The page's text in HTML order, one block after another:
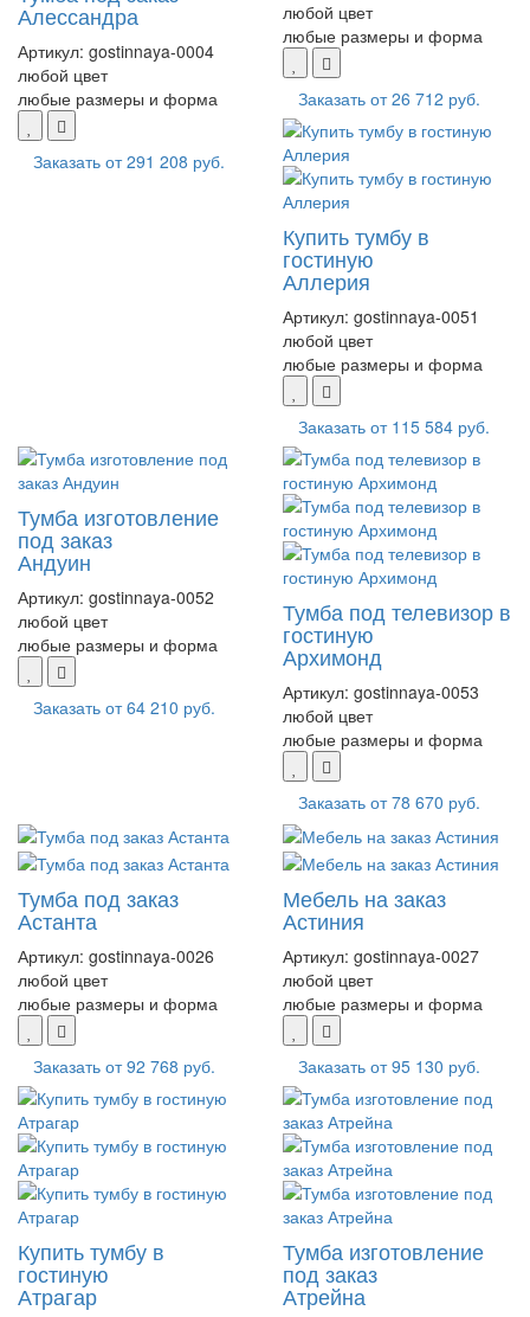
Алессандра
Артикул: gostinnaya-0004
любой цвет
любые размеры и форма
Заказать от291 208 руб.
любой цвет
любые размеры и форма
Заказать от26 712 руб.
Купить тумбу в
гостиную
Аллерия
Артикул: gostinnaya-0051
любой цвет
любые размеры и форма
Заказать от 115 584 руб.
Тумба изготовление
под заказ
Андуин
Артикул: gostinnaya-0052
любой цвет
любые размеры и форма
Заказать от64 210 руб.
Тумба под телевизор в
гостиную
Архимонд
Артикул: gostinnaya-0053
любой цвет
любые размеры и форма
Заказать от78 670 руб.
Тумба под заказ
Астанта
Артикул: gostinnaya-0026
любой цвет
любые размеры и форма
Заказать от92 768 руб.
Мебель на заказ
Астиния
Артикул: gostinnaya-0027
любой цвет
любые размеры и форма
Заказать от95 130 руб.
Купить тумбу в
гостиную
Атрагар
Тумба изготовление
под заказ
Атрейна